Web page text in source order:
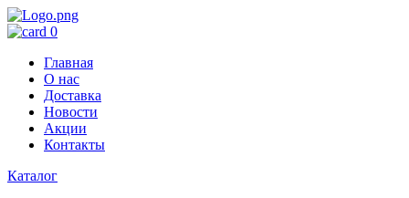
0
Главная
О нас
Доставка
Новости
Акции
Контакты
Каталог